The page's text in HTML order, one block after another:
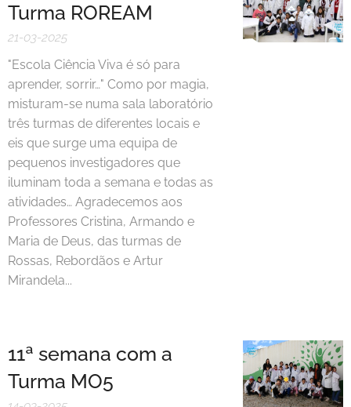
Turma ROREAM
21-03-2025
"Escola Ciência Viva é só para
aprender, sorrir…" Como por magia,
misturam-se numa sala laboratório
três turmas de diferentes locais e
eis que surge uma equipa de
pequenos investigadores que
iluminam toda a semana e todas as
atividades… Agradecemos aos
Professores Cristina, Armando e
Maria de Deus, das turmas de
Rossas, Rebordãos e Artur
Mirandela...
11ª semana com a
Turma MO5